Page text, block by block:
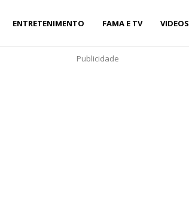
ENTRETENIMENTO FAMA E TV VIDEOS
Publicidade